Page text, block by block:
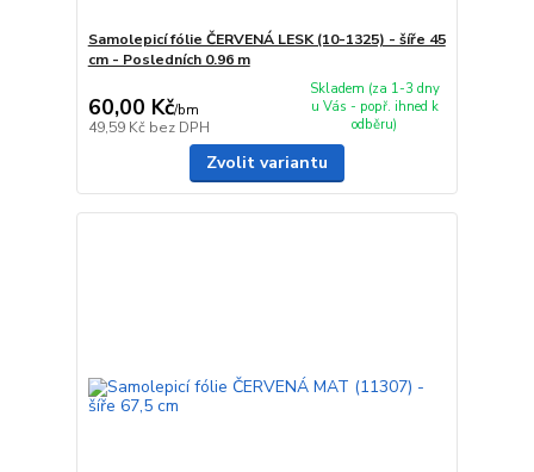
Samolepicí fólie ČERVENÁ LESK (10-1325) - šíře 45
cm - Posledních 0.96 m
60,00 Kč/bm
49,59 Kč bez DPH
Skladem (za 1-3 dny
u Vás - popř. ihned k
odběru)
Zvolit variantu